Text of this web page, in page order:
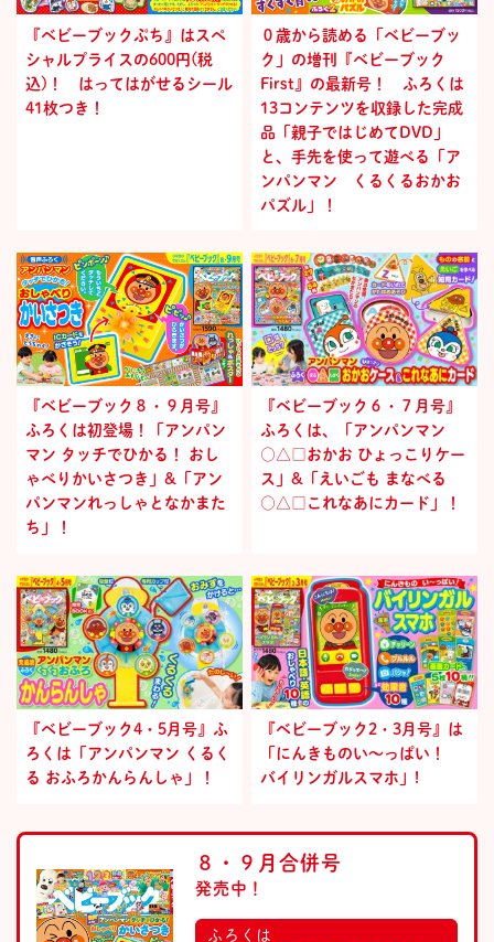
『ベビーブックぷち』はスペ
シャルプライスの600円(税
込)！ はってはがせるシール
41枚つき！
０歳から読める「ベビーブッ
ク」の増刊『ベビーブック
First』の最新号！ ふろくは
13コンテンツを収録した完成
品「親子ではじめてDVD」
と、手先を使って遊べる「ア
ンパンマン くるくるおかお
パズル」！
『ベビーブック８・９月号』
ふろくは初登場！「アンパン
マン タッチでひかる！ おし
ゃべりかいさつき」&「アン
パンマンれっしゃとなかまた
ち」！
『ベビーブック６・７月号』
ふろくは、「アンパンマン
○△□おかお ひょっこりケー
ス」&「えいごも まなべる
○△□これなあにカード」！
『ベビーブック4・5月号』ふ
ろくは「アンパンマン くるく
る おふろかんらんしゃ」！
『ベビーブック2・3月号』は
「にんきものい～っぱい！
バイリンガルスマホ」!
８・９月合併号
発売中！
ふろくは